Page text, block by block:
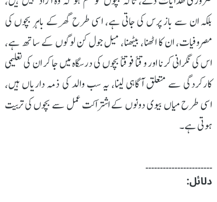
بلکہ ان سے باز پرس کی جاتی ہے، اسی طرح گھر کے باہر بچوں کی
مصروفیات، ان کا اٹھنا، بیٹھنا، میل جول کن لوگوں کے ساتھ ہے،
اس کی نگرانی کرنا اور وقتاً فوقتاً بچوں کی درسگاہ میں جا کر ان کی تعلیمی
کارکردگی سے متعلق آگاہی لینا، یہ سب والد کی ذمہ داریاں ہیں،
اسی طرح میاں بیوی دونوں کے اشتراکت عمل سے بچوں کی تربیت
ہوتی ہے۔
۔۔۔۔۔۔۔۔۔۔۔۔۔۔۔۔۔۔۔۔۔۔۔
دلائل: